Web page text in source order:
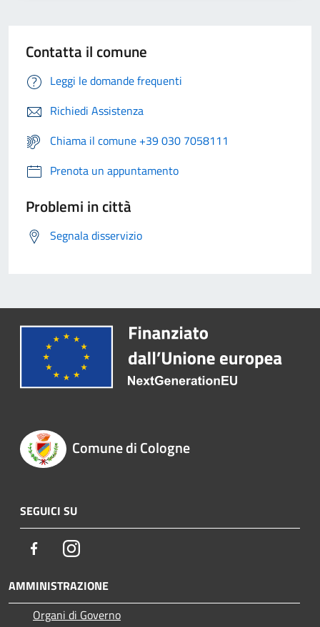
Contatta il comune
Leggi le domande frequenti
Richiedi Assistenza
Chiama il comune +39 030 7058111
Prenota un appuntamento
Problemi in città
Segnala disservizio
Comune di Cologne
SEGUICI SU
FacebookInstagram
AMMINISTRAZIONE
Organi di Governo